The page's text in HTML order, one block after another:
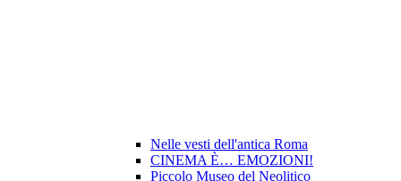
Nelle vesti dell'antica Roma
CINEMA È… EMOZIONI!
Piccolo Museo del Neolitico